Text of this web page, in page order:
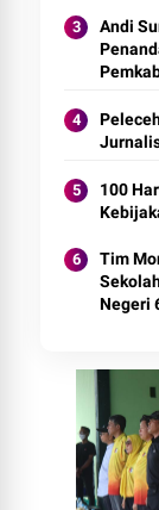
Andi
100
Tim
Negeri